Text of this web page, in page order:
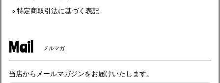
特定商取引法に基づく表記
Mail メルマガ
当店からメールマガジンをお届けいたします。